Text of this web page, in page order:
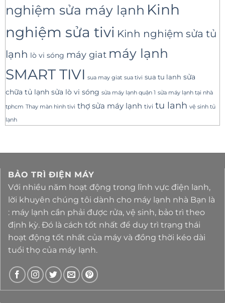
nghiệm sửa máy lạnh Kinh
nghiệm sửa tivi Kinh nghiệm sửa tủ
lạnh lò vi sóng máy giat máy lạnh
SMART TIVI sua may giat sua tivi sua tu lanh sửa
chữa tủ lạnh sửa lò vi sóng sửa máy lạnh quận 1 sửa máy lạnh tại nhà
tphcm Thay màn hình tivi thợ sửa máy lạnh tivi tu lanh vệ sinh tủ
lạnh
BẢO TRÌ ĐIỆN MÁY
Với nhiều năm hoạt động trong lĩnh vực điện lanh,
lời khuyên chúng tôi dành cho máy lạnh nhà Bạn là
: máy lạnh cần phải được rửa, vệ sinh, bảo trì theo
định kỳ. Đó là cách tốt nhất để duy trì trạng thái
hoạt động tốt nhất của máy và đồng thời kéo dài
tuổi thọ của máy lạnh.